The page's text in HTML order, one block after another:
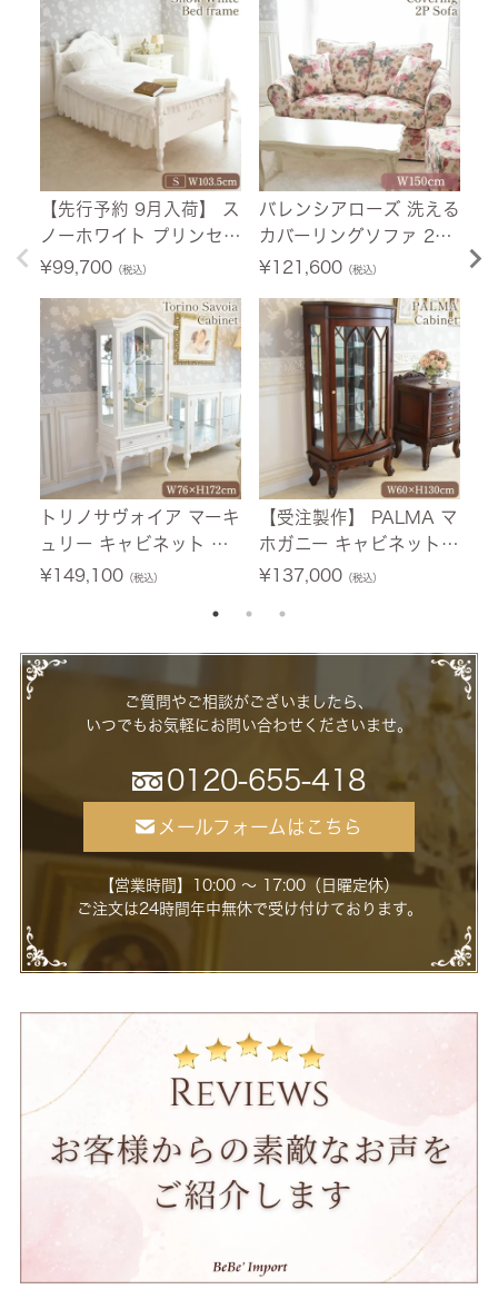
【先行予約 9月入荷】 ス
ノーホワイト プリンセス
シングルベッド ホワイト
設置サービス付】
¥99,700（税込）
トリノサヴォイア マーキ
ュリー キャビネット ホ
ワイト 幅76cm 【送料無
¥149,100（税込）
バレンシアローズ 洗える
カバーリングソファ 2人
掛け(2P) 薔薇 幅150cm
ス付】
¥121,600（税込）
【受注製作】 PALMA マ
ホガニー キャビネット
幅60cm 【送料無料/設
¥137,000（税込）
¥
ご質問やご相談がございましたら、
いつでもお気軽にお問い合わせくださいませ。
0120-655-418
メールフォームはこちら
【営業時間】10:00 ～ 17:00（日曜定休）
ご注文は24時間年中無休で受け付けております。